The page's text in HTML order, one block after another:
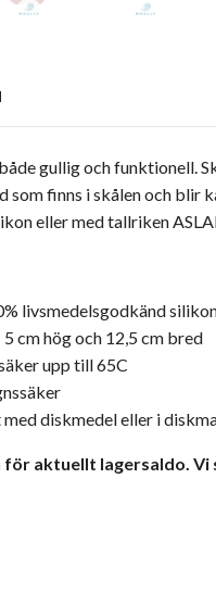
gullig och funktionell.
som finns i skålen och blir
eller med tallriken
livsmedelsgodkänd
cm hög och 12,5 cm bred
upp till 65C
diskmedel eller i
aktuellt lagersaldo.